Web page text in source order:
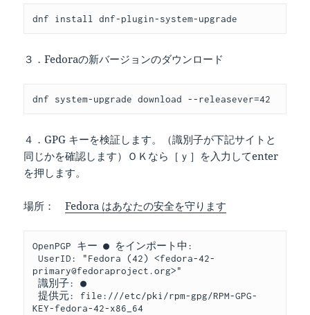
dnf install dnf-plugin-system-upgrade
３．Fedoraの新バージョンのダウンロード
dnf system-upgrade download --releasever=42
４．GPG キーを検証します。（識別子が下記サイトと
同じかを確認します）ＯＫなら［ｙ］を入力してenter
を押します。
場所：Fedora はあなたの安全を守ります
OpenPGP キー ● をインポート中:
UserID: "Fedora (42) <fedora-42-
primary@fedoraproject.org>"
識別子: ●
提供元: file:///etc/pki/rpm-gpg/RPM-GPG-
KEY-fedora-42-x86_64